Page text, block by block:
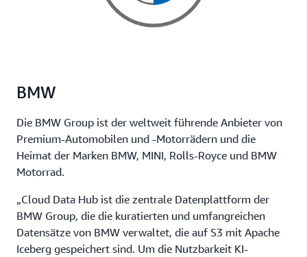
BMW
Die BMW Group ist der weltweit führende Anbieter von
Premium-Automobilen und -Motorrädern und die
Heimat der Marken BMW, MINI, Rolls-Royce und BMW
Motorrad.
„Cloud Data Hub ist die zentrale Datenplattform der
BMW Group, die die kuratierten und umfangreichen
Datensätze von BMW verwaltet, die auf S3 mit Apache
Iceberg gespeichert sind. Um die Nutzbarkeit KI-